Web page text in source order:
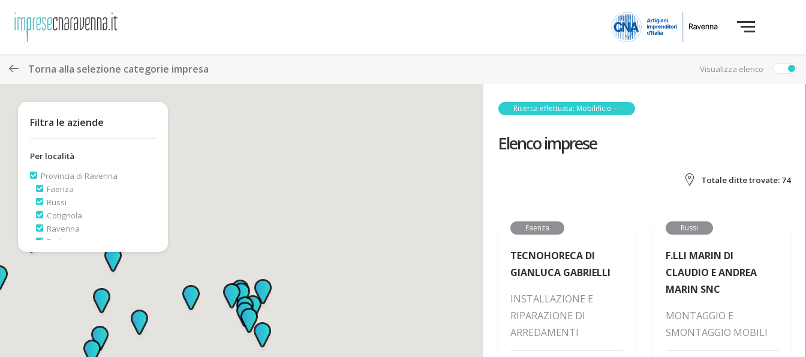
Torna alla selezione categorie impresa Visualizza elenco
Filtra le aziende
Per località
Provincia di Ravenna
Faenza
Russi
Cotignola
Ravenna
Fusignano
Lugo
Massa Lombarda
Bagnacavallo
Bagnara Di Romagna
Ricerca effettuata: Mobilificio - -
Elenco imprese
Totale ditte trovate: 74
Faenza
TECNOHORECA DI
GIANLUCA GABRIELLI
INSTALLAZIONE E
RIPARAZIONE DI
ARREDAMENTI
Russi
F.LLI MARIN DI
CLAUDIO E ANDREA
MARIN SNC
MONTAGGIO E
SMONTAGGIO MOBILI